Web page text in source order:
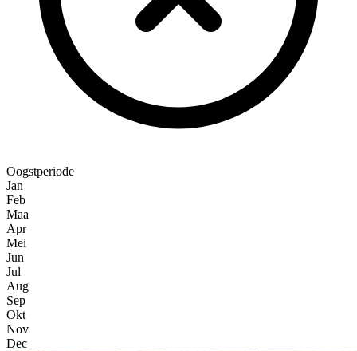
Oogstperiode
Jan
Feb
Maa
Apr
Mei
Jun
Jul
Aug
Sep
Okt
Nov
Dec